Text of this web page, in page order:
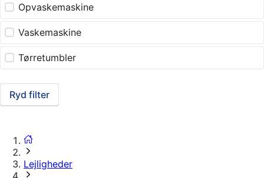
Opvaskemaskine
Vaskemaskine
Tørretumbler
Ryd filter
Lejligheder